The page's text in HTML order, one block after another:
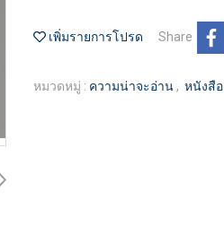
เพิ่มรายการโปรด Share
หมวดหมู่ : ความน่าจะอ่าน , หนังสือ